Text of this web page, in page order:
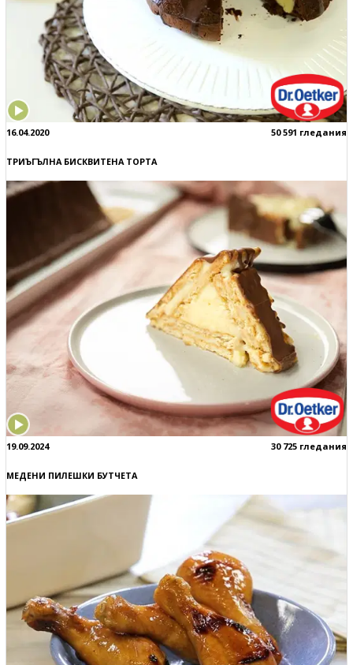
16.04.2020 50 591 гледания
ТРИЪГЪЛНА БИСКВИТЕНА ТОРТА
19.09.2024 30 725 гледания
МЕДЕНИ ПИЛЕШКИ БУТЧЕТА